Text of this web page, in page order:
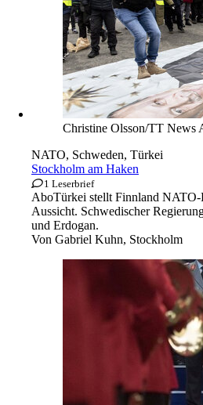
Christine Olsson/TT News
NATO, Schweden, Türkei
Stockholm am Haken
1 Leserbrief
AboTürkei stellt Finnland
Aussicht. Schwedischer
und Erdogan.
Von Gabriel Kuhn, Stockholm